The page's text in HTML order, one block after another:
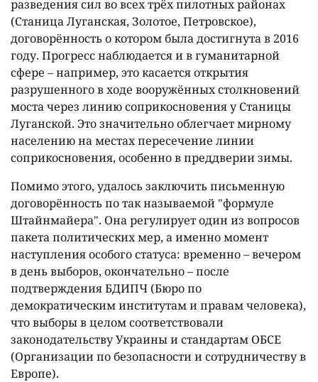
разведения сил во всех трёх пилотных районах
(Станица Луганская, Золотое, Петровское),
договорённость о котором была достигнута в 2016
году. Прогресс наблюдается и в гуманитарной
сфере – например, это касается открытия
разрушенного в ходе вооружённых столкновений
моста через линию соприкосновения у Станицы
Луганской. Это значительно облегчает мирному
населению на местах пересечение линии
соприкосновения, особенно в преддверии зимы.
Помимо этого, удалось заключить письменную
договорённость по так называемой "формуле
Штайнмайера". Она регулирует один из вопросов
пакета политических мер, а именно момент
наступления особого статуса: временно – вечером
в день выборов, окончательно – после
подтверждения БДИПЧ (Бюро по
демократическим институтам и правам человека),
что выборы в целом соответствовали
законодательству Украины и стандартам ОБСЕ
(Организации по безопасности и сотрудничеству в
Европе).